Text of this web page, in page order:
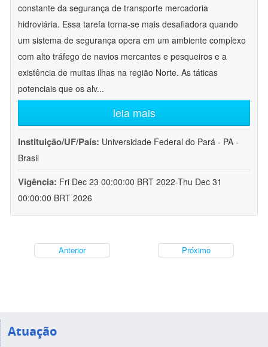
constante da segurança de transporte mercadoria
hidroviária. Essa tarefa torna-se mais desafiadora quando
um sistema de segurança opera em um ambiente complexo
com alto tráfego de navios mercantes e pesqueiros e a
existência de muitas ilhas na região Norte. As táticas
potenciais que os alv...
leia mais
Instituição/UF/País: Universidade Federal do Pará - PA -
Brasil
Vigência: Fri Dec 23 00:00:00 BRT 2022-Thu Dec 31
00:00:00 BRT 2026
Anterior Próximo
Atuação